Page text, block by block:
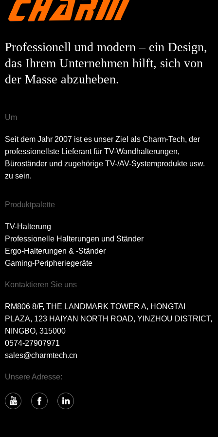
Professionell und modern – ein Design,
das Ihrem Unternehmen hilft, sich von
der Masse abzuheben.
Um
Seit dem Jahr 2007 ist es unser Ziel als Charm-Tech, der
professionellste Lieferant für TV-Wandhalterungen,
Büroständer und zugehörige TV-/AV-Systemprodukte usw.
zu sein.
Produktpalette
TV-Halterung
Professionelle Halterungen und Ständer
Ergo-Halterungen & -Ständer
Gaming-Peripheriegeräte
Kontaktieren Sie uns
RM806 8/F, THE LANDMARK TOWER A, HONGTAI
PLAZA, 123 HAIYAN NORTH ROAD, YINZHOU DISTRICT,
NINGBO, 315000
0574-27907971
sales@charmtech.cn
Unsere Adresse:
Geh zurück